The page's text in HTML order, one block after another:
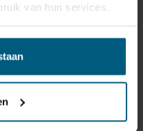
van hun services.